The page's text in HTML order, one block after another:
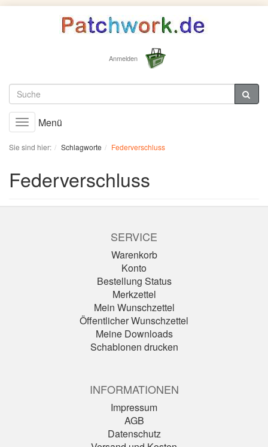
Anmelden
Toggle
navigation
Menü
Sie sind hier: Schlagworte Federverschluss
Federverschluss
SERVICE
Warenkorb
Konto
Bestellung Status
Merkzettel
Mein Wunschzettel
Öffentlicher Wunschzettel
Meine Downloads
Schablonen drucken
INFORMATIONEN
Impressum
AGB
Datenschutz